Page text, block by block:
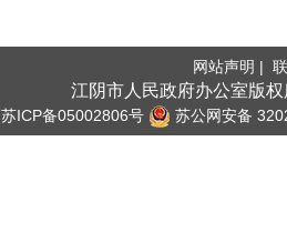
网站声明 |
江阴市人民政府办公室版
苏ICP备05002806号 苏公网安备